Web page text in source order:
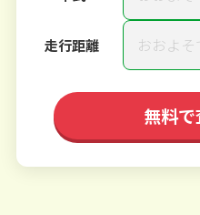
走行距離 おおよ
無料